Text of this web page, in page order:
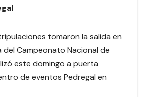
tomaron la salida en
del Campeonato Nacional de
este domingo a puerta
de eventos Pedregal en